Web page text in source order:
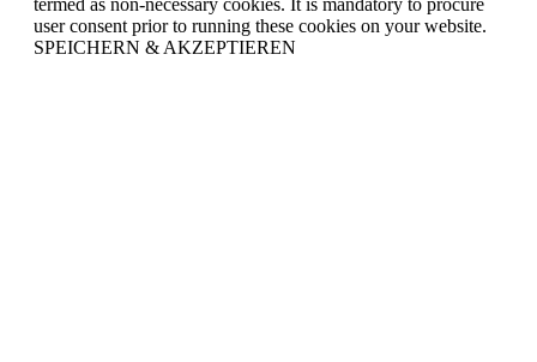
termed as non-necessary cookies. It is mandatory to procure
user consent prior to running these cookies on your website.
SPEICHERN & AKZEPTIEREN